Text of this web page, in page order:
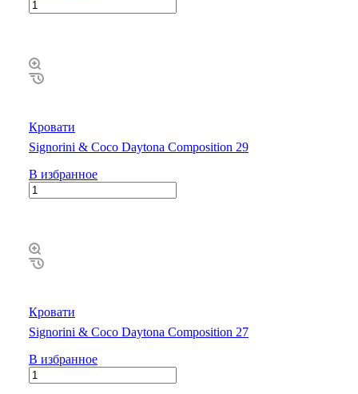
Кровати
Signorini & Coco Daytona Composition 29
В избранное
Кровати
Signorini & Coco Daytona Composition 27
В избранное